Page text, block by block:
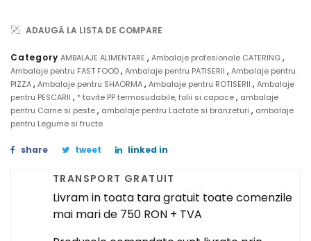
ADAUGĂ LA LISTA DE COMPARE
CategoryAMBALAJE ALIMENTARE,Ambalaje profesionale CATERING,
Ambalaje pentru FAST FOOD, Ambalaje pentru PATISERII , Ambalaje pentru
PIZZA, Ambalaje pentru SHAORMA, Ambalaje pentru ROTISERII , Ambalaje
pentru PESCARII , * tavite PP termosudabile, folii si capace, ambalaje
pentru Carne si peste, ambalaje pentru Lactate si branzeturi , ambalaje
pentru Legume si fructe
share tweet linked in
TRANSPORT GRATUIT
Livram in toata tara gratuit toate comenzile
mai mari de 750 RON + TVA